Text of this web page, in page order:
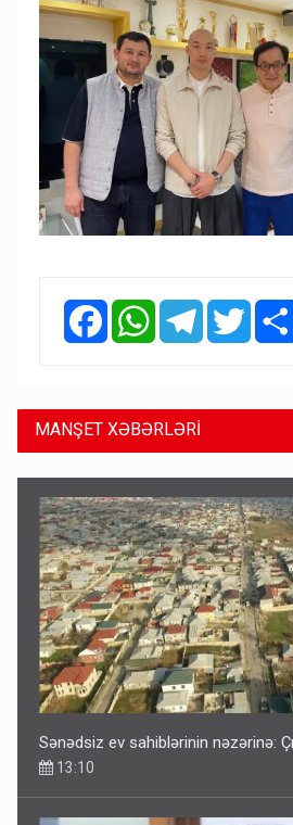
FacebookWhatsAppTelegram
MANŞET XƏBƏRLƏRİ
Sənədsiz ev sahiblərinin nəzərinə:
13:10